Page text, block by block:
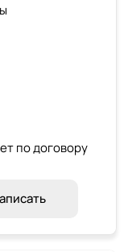
по договору